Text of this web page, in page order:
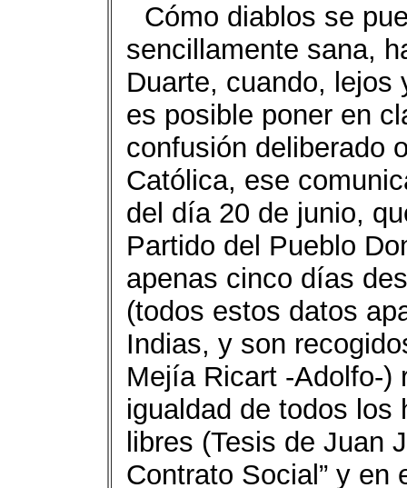
Cómo diablos se
sencillamente sana,
Duarte, cuando, lejos
es posible poner en
confusión deliberado
Católica, ese
del día 20 de junio,
Partido del Pueblo
apenas cinco días
(todos estos datos
Indias, y son
Mejía Ricart -Adolfo-)
igualdad de todos los
libres (Tesis de Juan
Contrato Social” y en